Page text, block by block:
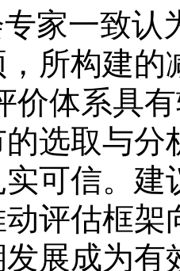
一致认
所构建的
价体系具
选取与分
可信。建
动评估框架
发展成为有